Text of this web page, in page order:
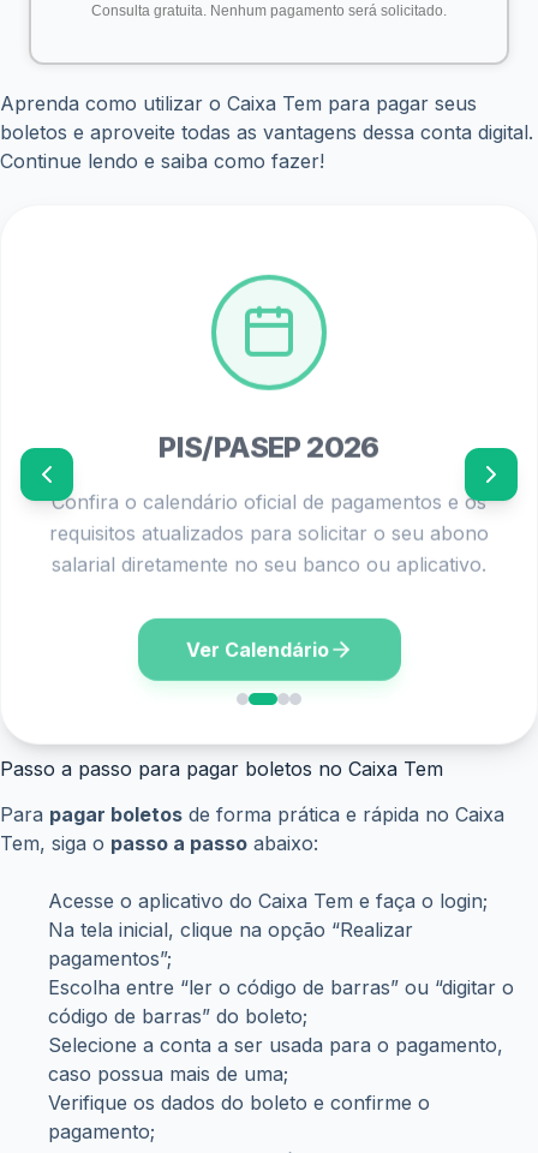
Consulta gratuita. Nenhum pagamento será solicitado.
Aprenda como utilizar o Caixa Tem para pagar seus
boletos e aproveite todas as vantagens dessa conta digital.
Continue lendo e saiba como fazer!
PIS/PASEP 2026
Confira o calendário oficial de pagamentos e os
requisitos atualizados para solicitar o seu abono
salarial diretamente no seu banco ou aplicativo.
Ver Calendário
Passo a passo para pagar boletos no Caixa Tem
Para pagar boletos de forma prática e rápida no Caixa
Tem, siga o passo a passo abaixo:
Acesse o aplicativo do Caixa Tem e faça o login;
Na tela inicial, clique na opção “Realizar
pagamentos”;
Escolha entre “ler o código de barras” ou “digitar o
código de barras” do boleto;
Selecione a conta a ser usada para o pagamento,
caso possua mais de uma;
Verifique os dados do boleto e confirme o
pagamento;